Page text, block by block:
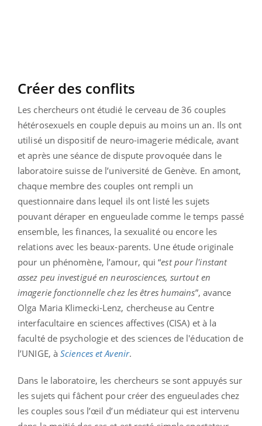
Créer des conflits
Les chercheurs ont étudié le cerveau de 36 couples
hétérosexuels en couple depuis au moins un an. Ils ont
utilisé un dispositif de neuro-imagerie médicale, avant
et après une séance de dispute provoquée dans le
laboratoire suisse de l’université de Genève. En amont,
chaque membre des couples ont rempli un
questionnaire dans lequel ils ont listé les sujets
pouvant déraper en engueulade comme le temps passé
ensemble, les finances, la sexualité ou encore les
relations avec les beaux-parents. Une étude originale
pour un phénomène, l’amour, qui “est pour l'instant
assez peu investigué en neurosciences, surtout en
imagerie fonctionnelle chez les êtres humains”, avance
Olga Maria Klimecki-Lenz, chercheuse au Centre
interfacultaire en sciences affectives (CISA) et à la
faculté de psychologie et des sciences de l'éducation de
l’UNIGE, àSciences et Avenir.
Dans le laboratoire, les chercheurs se sont appuyés sur
les sujets qui fâchent pour créer des engueulades chez
les couples sous l’œil d’un médiateur qui est intervenu